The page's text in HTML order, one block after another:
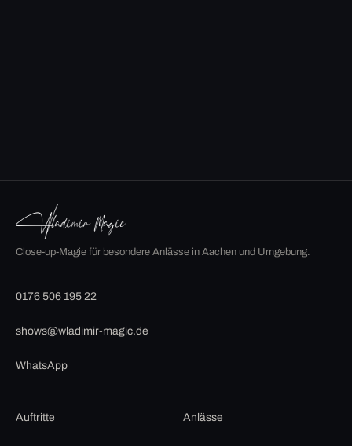
Close-up-Magie für besondere Anlässe in Aachen und Umgebung.
0176 506 195 22
shows@wladimir-magic.de
WhatsApp
Auftritte Anlässe